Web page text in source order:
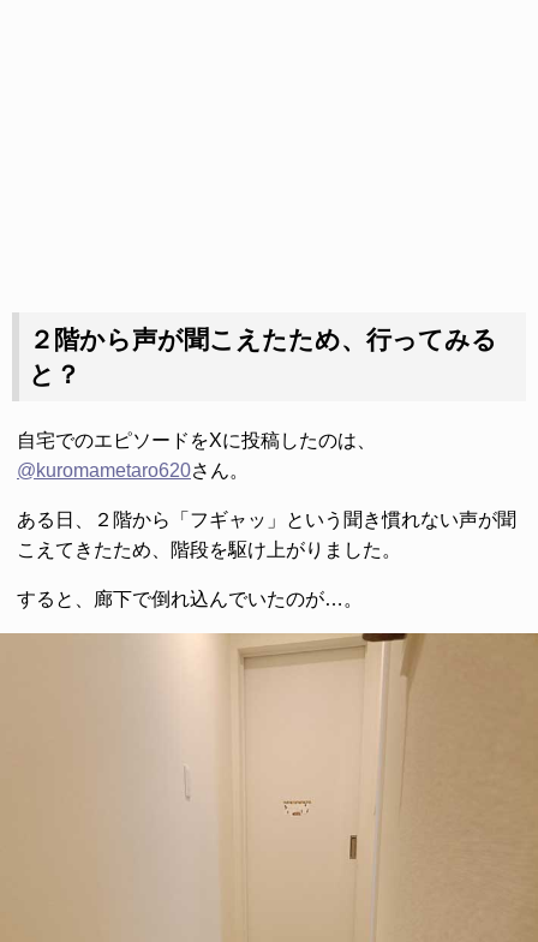
２階から声が聞こえたため、行ってみる
と？
自宅でのエピソードをXに投稿したのは、
@kuromametaro620さん。
ある日、２階から「フギャッ」という聞き慣れない声が聞
こえてきたため、階段を駆け上がりました。
すると、廊下で倒れ込んでいたのが…。